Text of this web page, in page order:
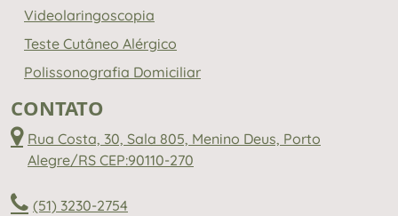
Videolaringoscopia
Teste Cutâneo Alérgico
Polissonografia Domiciliar
CONTATO
Rua Costa, 30, Sala 805, Menino Deus, Porto
Alegre/RS CEP:90110-270
(51) 3230-2754